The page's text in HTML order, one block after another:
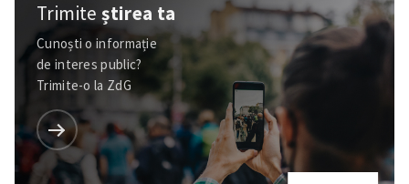
Trimiteștirea ta
Cunoști o informație
de interes public?
Trimite-o la ZdG